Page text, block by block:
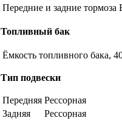
Передние и задние тормоза
Топливный бак
Ёмкость топливного бака,
Тип подвески
Передняя Рессорная
Задняя
Рессорная